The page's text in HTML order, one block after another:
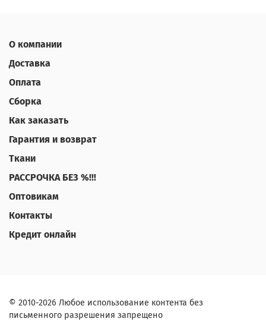
О компании
Доставка
Оплата
Сборка
Как заказать
Гарантия и возврат
Ткани
РАССРОЧКА БЕЗ %!!!
Оптовикам
Контакты
Кредит онлайн
© 2010-2026 Любое использование контента без
письменного разрешения запрещено